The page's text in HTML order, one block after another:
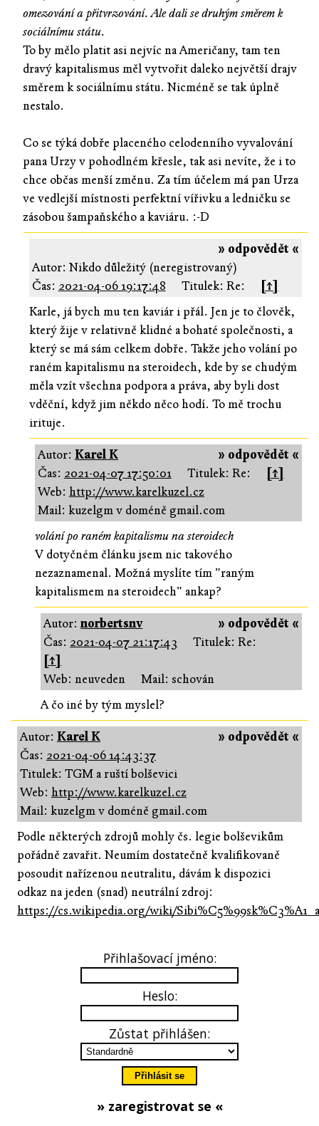
omezování a přitvrzování. Ale dali se druhým směrem k
sociálnímu státu.
To by mělo platit asi nejvíc na Američany, tam ten
dravý kapitalismus měl vytvořit daleko největší drajv
směrem k sociálnímu státu. Nicméně se tak úplně
nestalo.
Co se týká dobře placeného celodenního vyvalování
pana Urzy v pohodlném křesle, tak asi nevíte, že i to
chce občas menší změnu. Za tím účelem má pan Urza
ve vedlejší místnosti perfektní vířivku a ledničku se
zásobou šampaňského a kaviáru. :-D
» odpovědět «
Autor: Nikdo důležitý (neregistrovaný)
Čas: 2021-04-06 19:17:48 Titulek: Re:
[↑]
Karle, já bych mu ten kaviár i přál. Jen je to člověk,
který žije v relativně klidné a bohaté společnosti, a
který se má sám celkem dobře. Takže jeho volání po
raném kapitalismu na steroidech, kde by se chudým
měla vzít všechna podpora a práva, aby byli dost
vděční, když jim někdo něco hodí. To mě trochu
irituje.
» odpovědět «
Autor: Karel K
Čas: 2021-04-07 17:50:01 Titulek: Re:
[↑]
Web: http://www.karelkuzel.cz
Mail: kuzelgm v doméně gmail.com
volání po raném kapitalismu na steroidech
V dotyčném článku jsem nic takového
nezaznamenal. Možná myslíte tím "raným
kapitalismem na steroidech" ankap?
» odpovědět «
Autor:norbertsnv
Čas: 2021-04-07 21:17:43
Titulek: Re:
[↑]
Web: neuveden
Mail: schován
A čo iné by tým myslel?
» odpovědět «
Autor: Karel K
Čas: 2021-04-06 14:43:37
Titulek: TGM a ruští bolševici
Web: http://www.karelkuzel.cz
Mail: kuzelgm v doméně gmail.com
Podle některých zdrojů mohly čs. legie bolševikům
pořádně zavařit. Neumím dostatečně kvalifikovaně
posoudit nařízenou neutralitu, dávám k dispozici
odkaz na jeden (snad) neutrální zdroj:
https://cs.wikipedia.org/wiki/
Přihlašovací jméno:
Heslo:
Zůstat přihlášen:
» zaregistrovat se «